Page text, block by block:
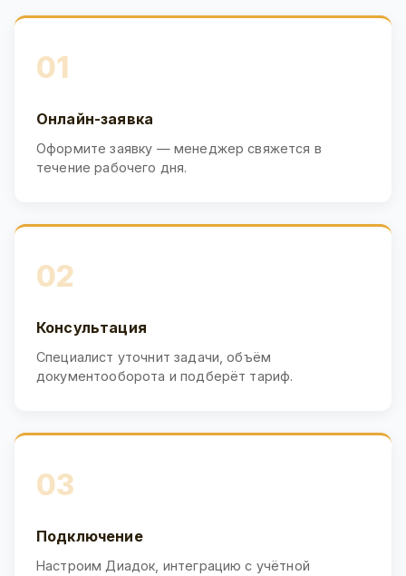
01
Онлайн-заявка
Оформите заявку — менеджер свяжется в
течение рабочего дня.
02
Консультация
Специалист уточнит задачи, объём
документооборота и подберёт тариф.
03
Подключение
Настроим Диадок, интеграцию с учётной